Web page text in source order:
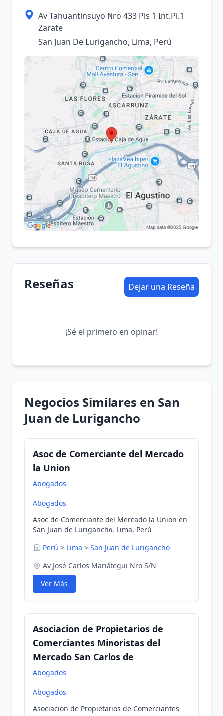
Av Tahuantinsuyo Nro 433 Pis 1 Int.Pi.1
Zarate
San Juan De Lurigancho, Lima, Perú
Reseñas Dejar una Reseña
¡Sé el primero en opinar!
Negocios Similares en San
Juan de Lurigancho
Asoc de Comerciante del Mercado
la Union
Abogados
Abogados
Asoc de Comerciante del Mercado la Union en
San Juan de Lurigancho, Lima, Perú
Perú > Lima > San Juan de Lurigancho
Av José Carlos Mariátegui Nro S/N
Ver Más
Asociacion de Propietarios de
Comerciantes Minoristas del
Mercado San Carlos de
Abogados
Abogados
Asociacion de Propietarios de Comerciantes